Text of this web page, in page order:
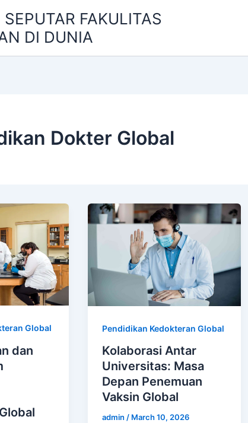
FAKULITAS
DI DUNIA
Dokter Global
Global
dan
Pendidikan Kedokteran Global
Kolaborasi Antar
Universitas: Masa
Depan Penemuan
Vaksin Global
admin / March 10, 2026